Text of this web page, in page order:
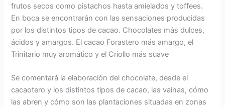
frutos secos como pistachos hasta amielados y toffees.
En boca se encontrarán con las sensaciones producidas
por los distintos tipos de cacao. Chocolates más dulces,
ácidos y amargos. El cacao Forastero más amargo, el
Trinitario muy aromático y el Criollo más suave
Se comentará la elaboración del chocolate, desde el
cacaotero y los distintos tipos de cacao, las vainas, cómo
las abren y cómo son las plantaciones situadas en zonas